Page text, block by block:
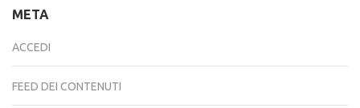
META
ACCEDI
FEED DEI CONTENUTI